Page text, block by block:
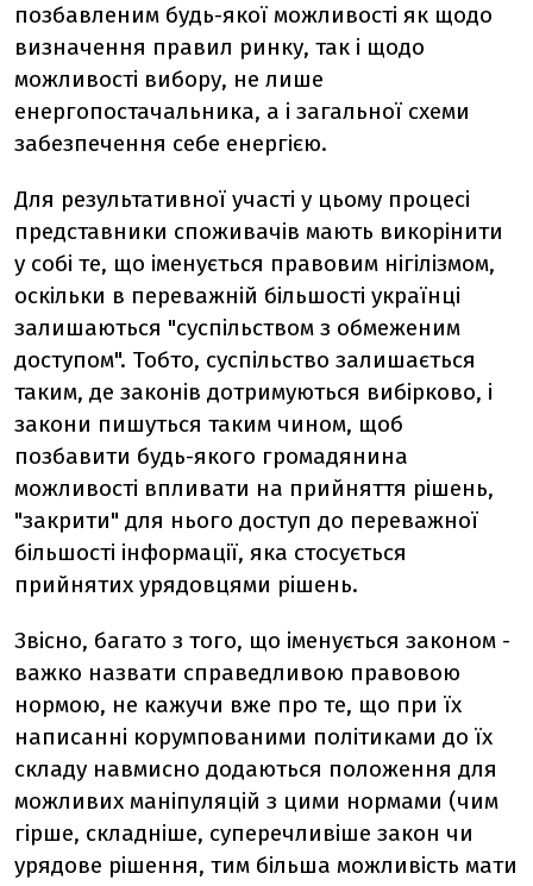
позбавленим будь-якої можливості як щодо
визначення правил ринку, так і щодо
можливості вибору, не лише
енергопостачальника, а і загальної схеми
забезпечення себе енергією.
Для результативної участі у цьому процесі
представники споживачів мають викорінити
у собі те, що іменується правовим нігілізмом,
оскільки в переважній більшості українці
залишаються "суспільством з обмеженим
доступом". Тобто, суспільство залишається
таким, де законів дотримуються вибірково, і
закони пишуться таким чином, щоб
позбавити будь-якого громадянина
можливості впливати на прийняття рішень,
"закрити" для нього доступ до переважної
більшості інформації, яка стосується
прийнятих урядовцями рішень.
Звісно, багато з того, що іменується законом -
важко назвати справедливою правовою
нормою, не кажучи вже про те, що при їх
написанні корумпованими політиками до їх
складу навмисно додаються положення для
можливих маніпуляцій з цими нормами (чим
гірше, складніше, суперечливіше закон чи
урядове рішення, тим більша можливість мати